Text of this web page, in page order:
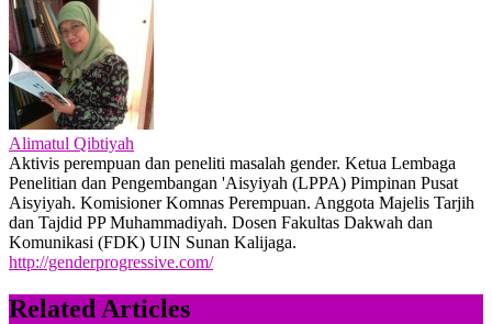
Alimatul Qibtiyah
Aktivis perempuan dan peneliti masalah gender. Ketua Lembaga
Penelitian dan Pengembangan 'Aisyiyah (LPPA) Pimpinan Pusat
Aisyiyah. Komisioner Komnas Perempuan. Anggota Majelis Tarjih
dan Tajdid PP Muhammadiyah. Dosen Fakultas Dakwah dan
Komunikasi (FDK) UIN Sunan Kalijaga.
http://genderprogressive.com/
Related Articles